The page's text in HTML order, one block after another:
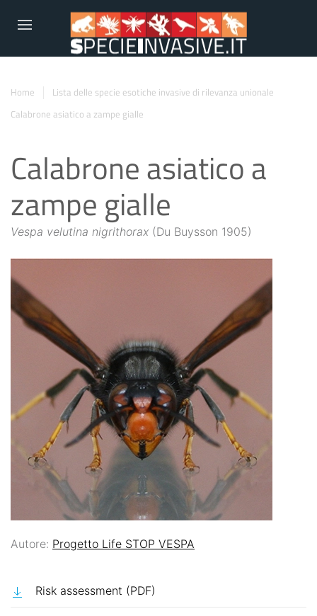
Home
Lista delle specie esotiche invasive di rilevanza unionale
Calabrone asiatico a zampe gialle
Calabrone asiatico a
zampe gialle
Vespa velutina nigrithorax (Du Buysson 1905)
Autore: Progetto Life STOP VESPA
Risk assessment (PDF)